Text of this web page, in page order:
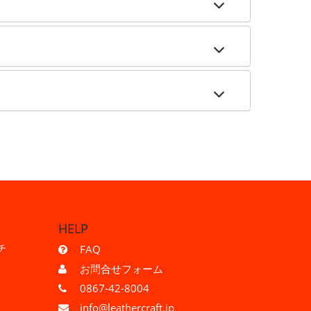
HELP
FAQ
お問合せフォーム
0867-42-8004
info@leathercraft.jp